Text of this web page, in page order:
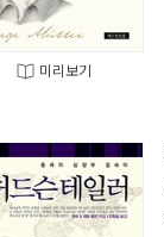
미리보기